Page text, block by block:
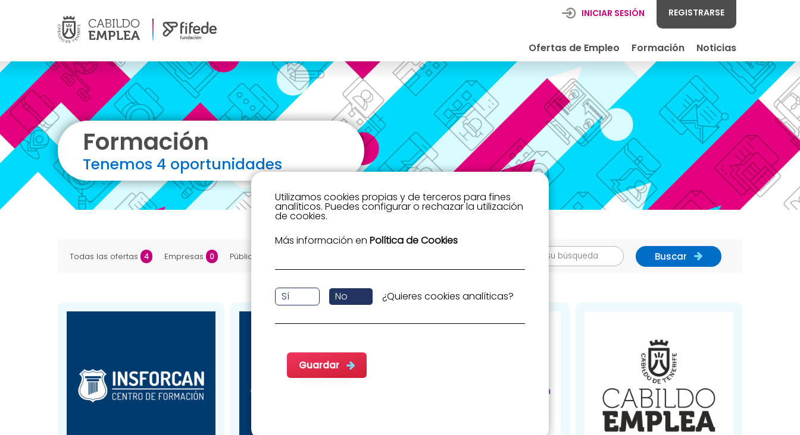
INICIAR SESIÓN REGISTRARSE
Ofertas de Empleo Formación Noticias
Formación
Tenemos 4 oportunidades
Todas las ofertas 4 Empresas 0 Público Buscar
Utilizamos cookies propias y de terceros para fines
analíticos. Puedes configurar o rechazar la utilización
de cookies.
Más información en Política de Cookies
Sí No ¿Quieres cookies analíticas?
Guardar